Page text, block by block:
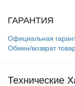
ГАРАНТИЯ
Официальная
Обмен/возврат
Технические